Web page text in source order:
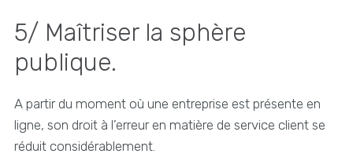
5/ Maîtriser la sphère
publique.
A partir du moment où une entreprise est présente en
ligne, son droit à l’erreur en matière de service client se
réduit considérablement.